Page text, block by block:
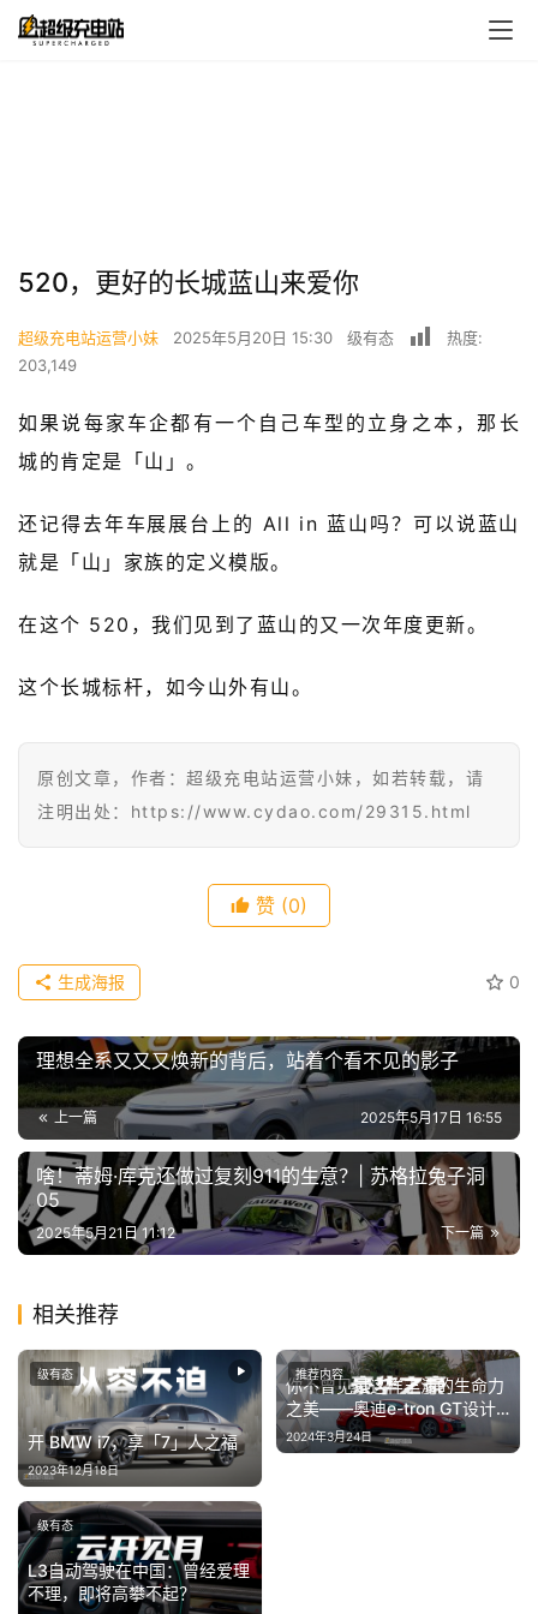
首
页
超
快
级
有
开
中
国
有
傻
瓜
A
冒
险
家
新
闻
讯
关
于
我
们
注册
520，更好的长城蓝山来爱你
超级充电站运营小妹 2025年5月20日 15:30 级有态
热度:
203,149
如果说每家车企都有一个自己车型的立身之本，那长
城的肯定是「山」。
还记得去年车展展台上的 All in 蓝山吗？可以说蓝山
就是「山」家族的定义模版。
在这个 520，我们见到了蓝山的又一次年度更新。
这个长城标杆，如今山外有山。
原创文章，作者：超级充电站运营小妹，如若转载，请
注明出处：https://www.cydao.com/29315.html
赞 (0)
0
生成海报
理想全系又又又焕新的背后，站着个看不见的影子
上一篇 2025年5月17日 16:55
啥！蒂姆·库克还做过复刻911的生意？| 苏格拉兔子洞
05
下一篇
2025年5月21日 11:12
相关推荐
开 BMW i7，享「7」人之福
2023年12月18日
级有态
你不曾见过这样丰沛的生命力
之美——奥迪e-tron GT设计
美学
2024年3月24日
推荐内容
L3自动驾驶在中国：曾经爱理
不理，即将高攀不起？
级有态